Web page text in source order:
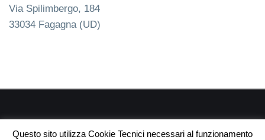
Via Spilimbergo, 184
33034 Fagagna (UD)
Questo sito utilizza Cookie Tecnici necessari al funzionamento